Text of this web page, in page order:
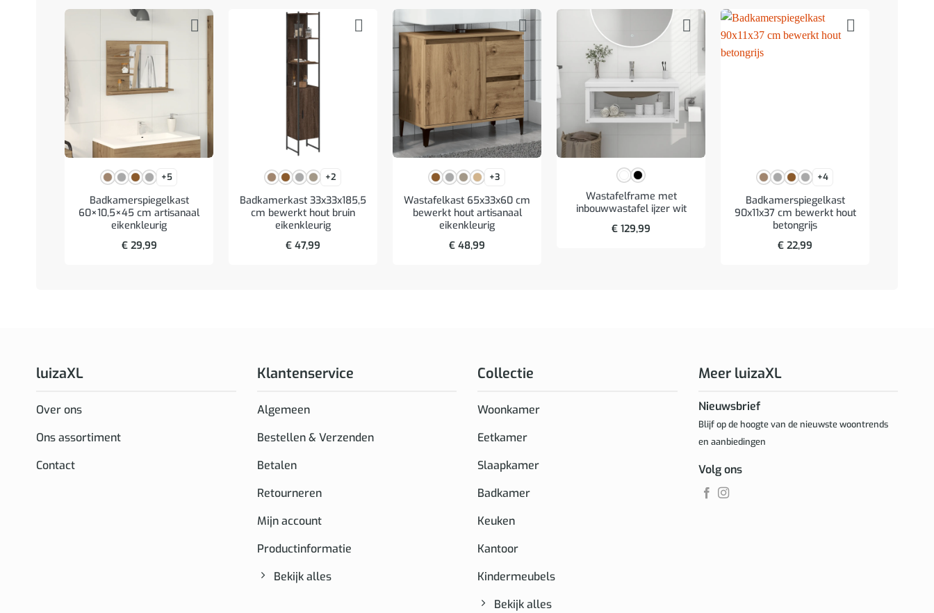
+5
Badkamerspiegelkast
60×10,5×45 cm artisanaal
eikenkleurig
€29,99
+2
Badkamerkast 33x33x185,5
cm bewerkt hout bruin
eikenkleurig
€ 47,99
+3
Wastafelkast 65x33x60 cm
bewerkt hout artisanaal
eikenkleurig
€ 48,99
Wastafelframe met
inbouwwastafel ijzer wit
€ 129,99
+4
Badkamerspiegelkast
90x11x37 cm bewerkt hout
betongrijs
€ 22,99
luizaXL
Over ons
Ons assortiment
Contact
Klantenservice
Algemeen
Bestellen & Verzenden
Betalen
Retourneren
Mijn account
Productinformatie
Bekijk alles
Collectie
Woonkamer
Eetkamer
Slaapkamer
Badkamer
Keuken
Kantoor
Kindermeubels
Bekijk alles
Meer luizaXL
Nieuwsbrief
Blijf op de hoogte van de nieuwste woontrends
en aanbiedingen
Volg ons